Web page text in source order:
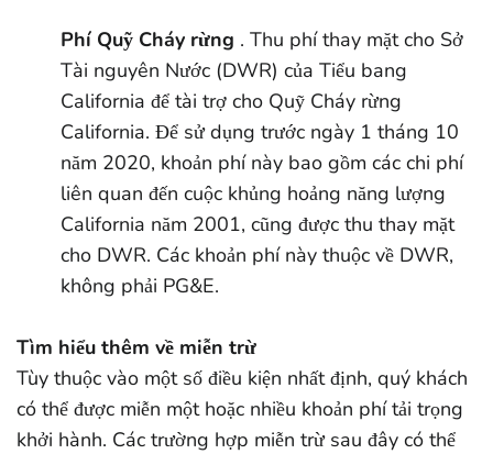
Phí Quỹ Cháy rừng . Thu phí thay mặt cho Sở
Tài nguyên Nước (DWR) của Tiểu bang
California để tài trợ cho Quỹ Cháy rừng
California. Để sử dụng trước ngày 1 tháng 10
năm 2020, khoản phí này bao gồm các chi phí
liên quan đến cuộc khủng hoảng năng lượng
California năm 2001, cũng được thu thay mặt
cho DWR. Các khoản phí này thuộc về DWR,
không phải PG&E.
Tìm hiểu thêm về miễn trừ
Tùy thuộc vào một số điều kiện nhất định, quý khách
có thể được miễn một hoặc nhiều khoản phí tải trọng
khởi hành. Các trường hợp miễn trừ sau đây có thể